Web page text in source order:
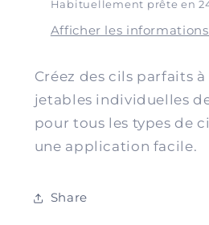
Pack
25-
Pack
Habituellement prête en
Afficher les
Créez des cils parfaits
jetables individuelles
pour tous les types de
une application facile.
Share